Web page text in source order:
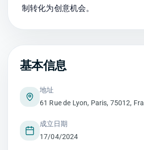
制转化为创意机会。
基本信息
地址
61 Rue de Lyon, Paris, 75012,
成立日期
17/04/2024